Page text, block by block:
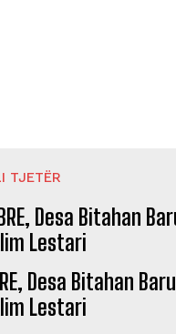
TJETËR
Desa Bitahan Baru
Lestari